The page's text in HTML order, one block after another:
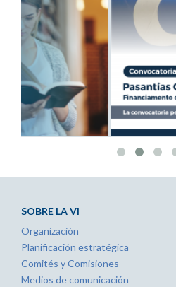
SOBRE LA VI
Organización
Planificación estratégica
Comités y Comisiones
Medios de comunicación